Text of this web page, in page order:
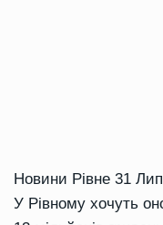
Новини Рівне 31
У Рівному хочуть